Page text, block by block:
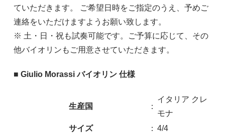
ていただきます。 ご希望日時をご指定のうえ、予めご
連絡をいただけますようお願い致します。
※ 土・日・祝も試奏可能です。ご予算に応じて、その
他バイオリンもご用意させていただきます。
■ Giulio Morassi バイオリン 仕様
生産国 ：
イタリア クレ
モナ
サイズ
： 4/4